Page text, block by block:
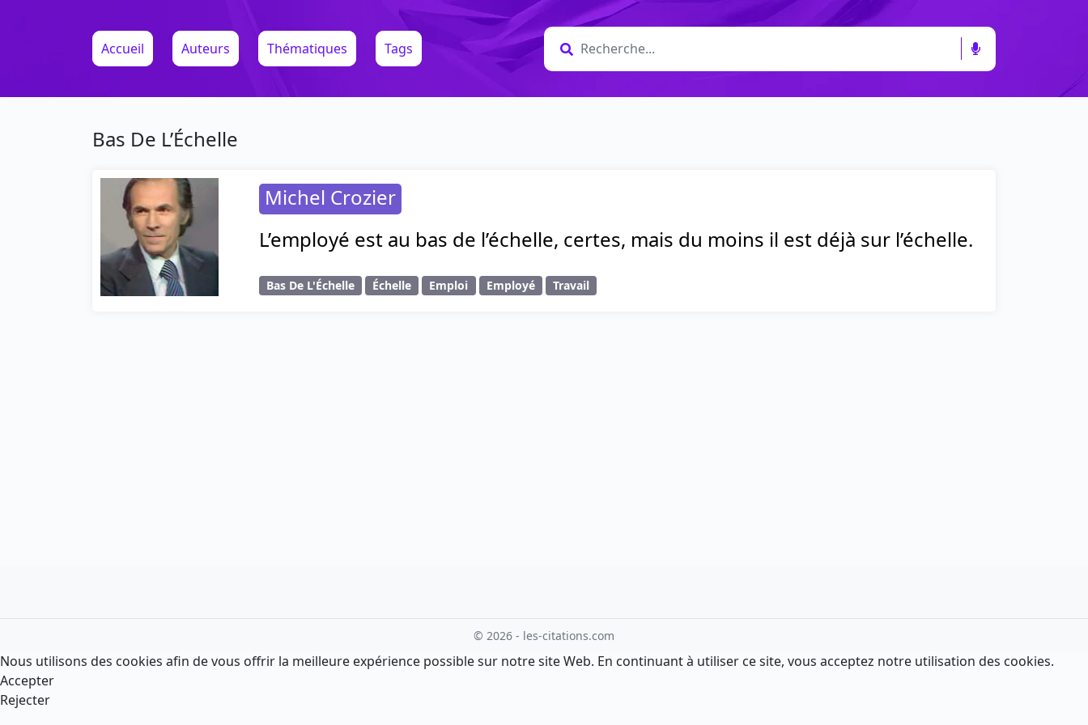
Accueil Auteurs Thématiques Tags
Bas De L’Échelle
Michel Crozier
L’employé est au bas de l’échelle, certes, mais du moins il est déjà sur l’échelle.
Bas De L'Échelle Échelle Emploi Employé Travail
© 2026 - les-citations.com
Nous utilisons des cookies afin de vous offrir la meilleure expérience possible sur notre site Web. En continuant à utiliser ce site, vous acceptez notre utilisation des cookies.
Accepter
Rejecter